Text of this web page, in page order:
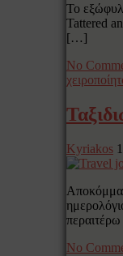
Το
Tattered
[…]
No
Kyriakos
No